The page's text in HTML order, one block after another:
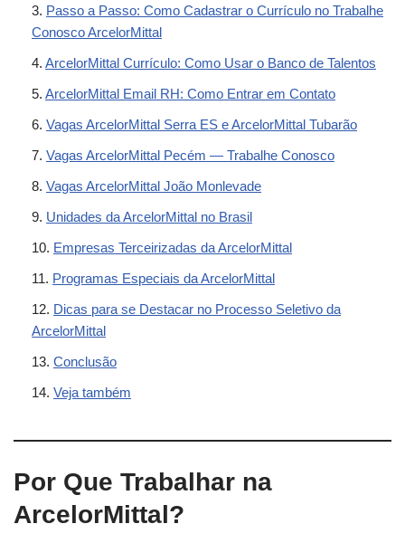
Passo a Passo: Como Cadastrar o Currículo no Trabalhe
Conosco ArcelorMittal
ArcelorMittal Currículo: Como Usar o Banco de Talentos
ArcelorMittal Email RH: Como Entrar em Contato
Vagas ArcelorMittal Serra ES e ArcelorMittal Tubarão
Vagas ArcelorMittal Pecém — Trabalhe Conosco
Vagas ArcelorMittal João Monlevade
Unidades da ArcelorMittal no Brasil
Empresas Terceirizadas da ArcelorMittal
Programas Especiais da ArcelorMittal
Dicas para se Destacar no Processo Seletivo da
ArcelorMittal
Conclusão
Veja também
Por Que Trabalhar na
ArcelorMittal?